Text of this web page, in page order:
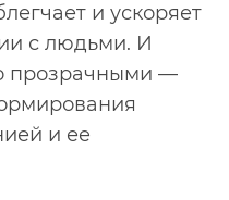
и ускоряет
с людьми. И
прозрачными —
и ее